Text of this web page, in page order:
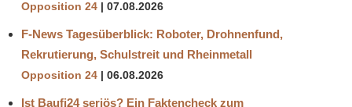
Opposition 24 07.08.2026
F-News Tagesüberblick: Roboter, Drohnenfund,
Rekrutierung, Schulstreit und Rheinmetall
Opposition 24 06.08.2026
Ist Baufi24 seriös? Ein Faktencheck zum